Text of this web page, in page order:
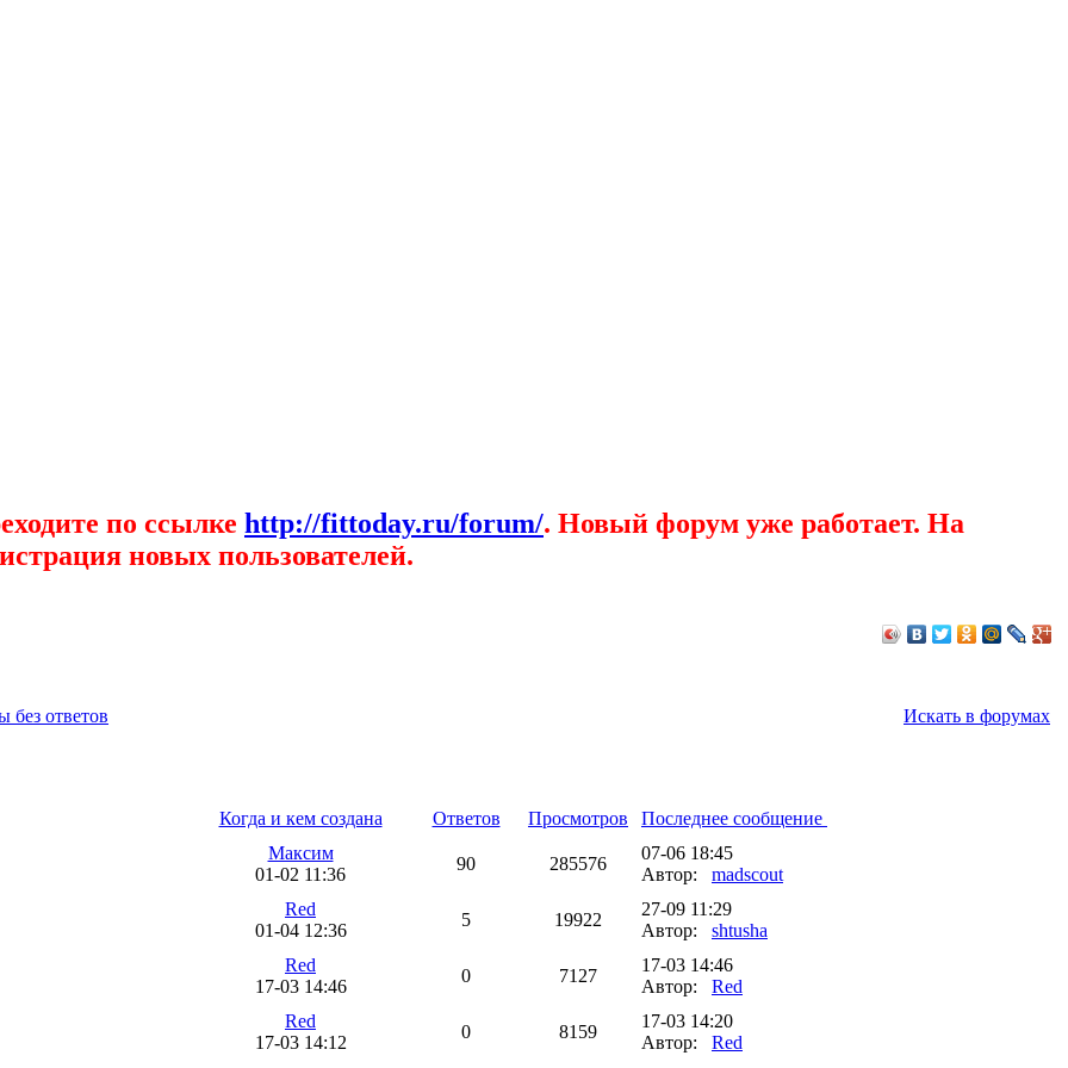
по ссылке http://fittoday.ru/forum/. Новый форум уже работает. На
новых пользователей.
без ответов Искать в форумах
Когда и кем создана
Ответов Просмотров
Последнее сообщение
Максим
01-02 11:36
90 285576
07-06 18:45
Автор: madscout
Red
01-04 12:36
5 19922
27-09 11:29
Автор: shtusha
Red
17-03 14:46
0 7127
17-03 14:46
Автор: Red
Red
17-03 14:12
0 8159
17-03 14:20
Автор: Red